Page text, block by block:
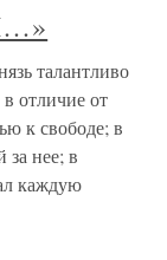
талантливо
отличие от
к свободе; в
за нее; в
каждую